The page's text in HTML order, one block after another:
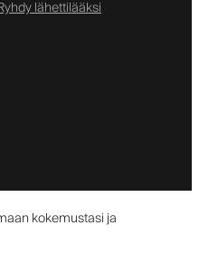
lähettilääksi
kokemustasi ja